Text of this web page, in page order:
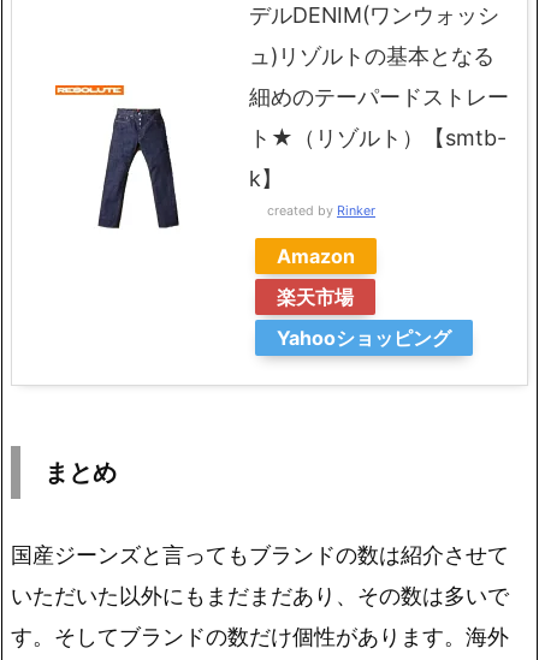
デルDENIM(ワンウォッシ
ュ)リゾルトの基本となる
細めのテーパードストレー
ト★（リゾルト）【smtb-
k】
created by Rinker
Amazon
楽天市場
Yahooショッピング
まとめ
国産ジーンズと言ってもブランドの数は紹介させて
いただいた以外にもまだまだあり、その数は多いで
す。そしてブランドの数だけ個性があります。海外